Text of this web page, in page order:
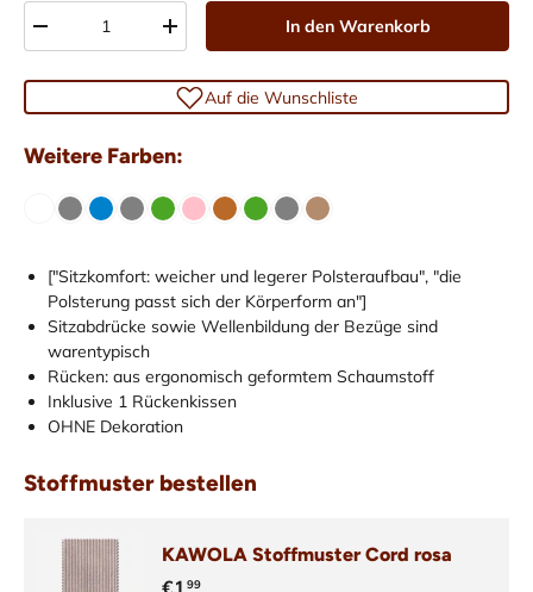
-
+ In den Warenkorb
Auf die Wunschliste
Weitere Farben:
["Sitzkomfort: weicher und legerer Polsteraufbau", "die
Polsterung passt sich der Körperform an"]
Sitzabdrücke sowie Wellenbildung der Bezüge sind
warentypisch
Rücken: aus ergonomisch geformtem Schaumstoff
Inklusive 1 Rückenkissen
OHNE Dekoration
Stoffmuster bestellen
KAWOLA Stoffmuster Cord rosa
99